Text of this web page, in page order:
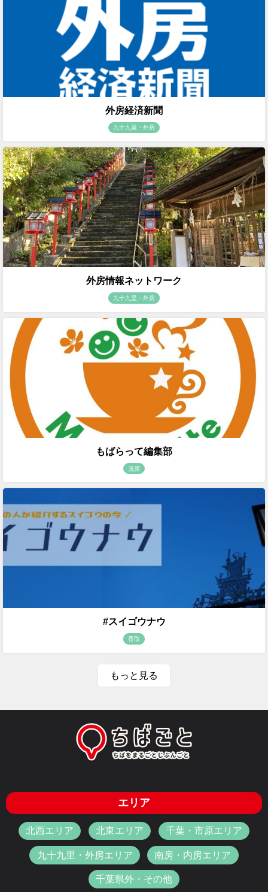
外房経済新聞
九十九里・外房
外房情報ネットワーク
九十九里・外房
もばらって編集部
茂原
#スイゴウナウ
香取
もっと見る
エリア
北西エリア 北東エリア 千葉・市原エリア
九十九里・外房エリア 南房・内房エリア
千葉県外・その他